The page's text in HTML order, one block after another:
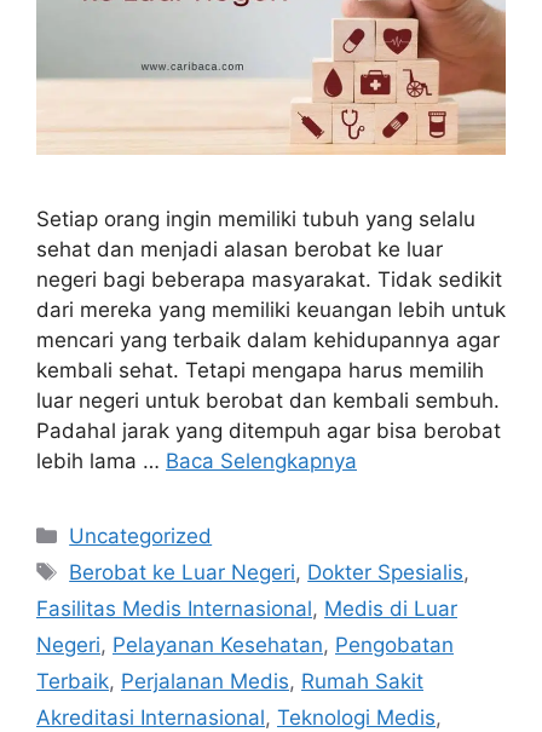
Setiap orang ingin memiliki tubuh yang selalu
sehat dan menjadi alasan berobat ke luar
negeri bagi beberapa masyarakat. Tidak sedikit
dari mereka yang memiliki keuangan lebih untuk
mencari yang terbaik dalam kehidupannya agar
kembali sehat. Tetapi mengapa harus memilih
luar negeri untuk berobat dan kembali sembuh.
Padahal jarak yang ditempuh agar bisa berobat
lebih lama … Baca Selengkapnya
Kategori
Uncategorized
Tag
Berobat ke Luar Negeri, Dokter Spesialis,
Fasilitas Medis Internasional, Medis di Luar
Negeri, Pelayanan Kesehatan, Pengobatan
Terbaik, Perjalanan Medis, Rumah Sakit
Akreditasi Internasional, Teknologi Medis,